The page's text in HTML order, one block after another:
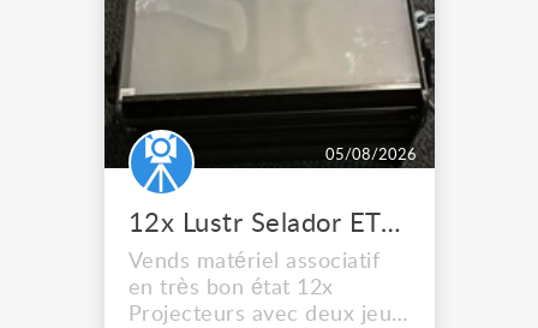
05/08/2026
12x Lustr Selador ETC Led 7x colors filtres
Vends matériel associatif
en très bon état 12x
Projecteurs avec deux jeux